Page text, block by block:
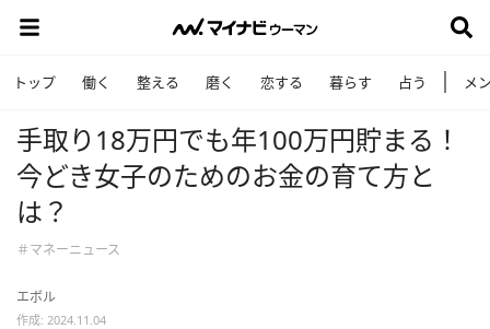
トップ 働く 整える 磨く 恋する 暮らす 占う メ
手取り18万円でも年100万円貯まる！
今どき女子のためのお金の育て方と
は？
＃マネーニュース
エボル
作成: 2024.11.04